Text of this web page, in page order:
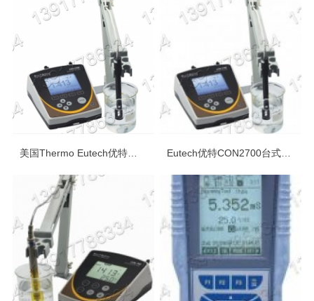
美国Thermo Eutech优特便携式台式电导率/TDS/盐度测量仪